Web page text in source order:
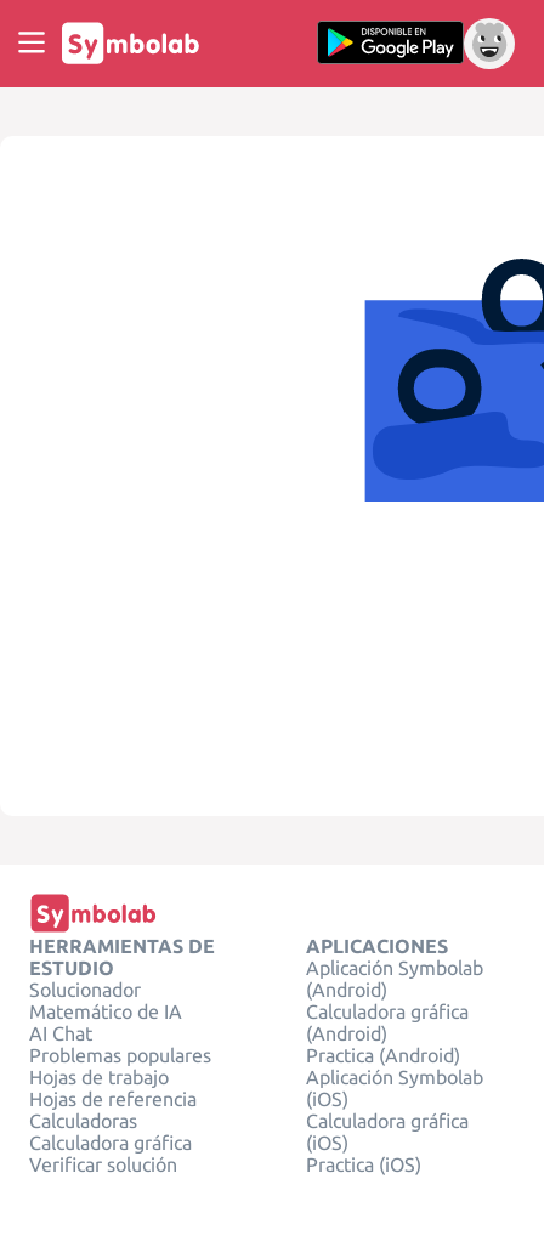
HERRAMIENTAS DE
ESTUDIO
Solucionador
Matemático de IA
AI Chat
Problemas populares
Hojas de trabajo
Hojas de referencia
Calculadoras
Calculadora gráfica
Verificar solución
APLICACIONES
Aplicación Symbolab
(Android)
Calculadora gráfica
(Android)
Practica (Android)
Aplicación Symbolab
(iOS)
Calculadora gráfica
(iOS)
Practica (iOS)